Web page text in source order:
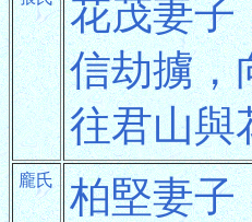
花茂妻子
信劫擄，
往君山與
龐氏
柏堅妻子